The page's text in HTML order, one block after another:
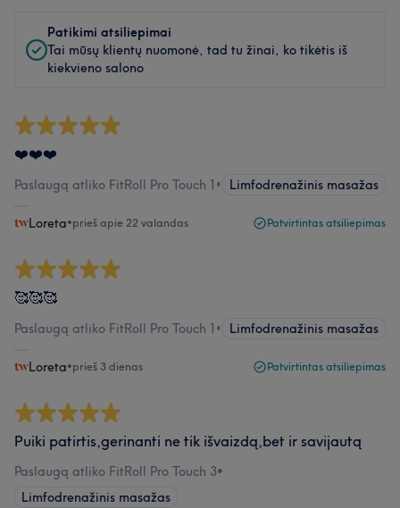
Patikimi atsiliepimai
Tai mūsų klientų nuomonė, tad tu žinai, ko tikėtis iš
kiekvieno salono
❤️❤️❤️
Paslaugą atliko FitRoll Pro Touch 1 • Limfodrenažinis masažas
Loreta•prieš apie 22 valandas Patvirtintas atsiliepimas
🥰🥰🥰
Paslaugą atliko FitRoll Pro Touch 1 • Limfodrenažinis masažas
Loreta•prieš 3 dienas Patvirtintas atsiliepimas
Puiki patirtis,gerinanti ne tik išvaizdą,bet ir savijautą
Paslaugą atliko FitRoll Pro Touch 3•
Limfodrenažinis masažas